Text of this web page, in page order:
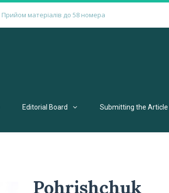
Прийом матеріалів до 58 номера
Editorial Board Submitting the Article
Pohrishchuk